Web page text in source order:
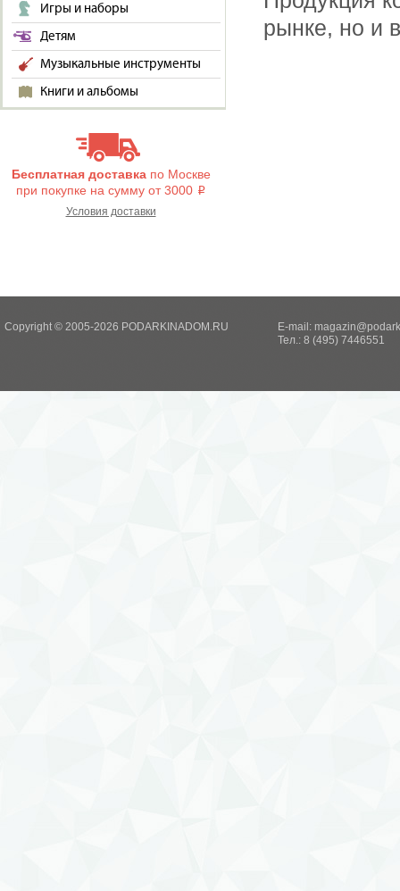
Игры и наборы
Детям
Музыкальные инструменты
Книги и альбомы
Бесплатная доставкапо Москве
при покупке на сумму от 3000 i
Условия доставки
рынке, но и
Copyright © 2005-2026 PODARKINADOM.RU E-mail:
Тел.: 8 (495) 7446551